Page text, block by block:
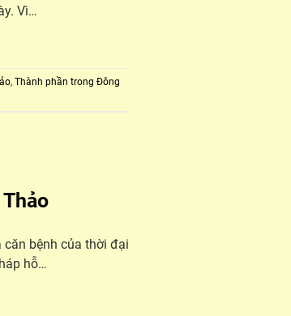
Vì…
, Thành phần trong Đông
bệnh của thời đại
hỗ…